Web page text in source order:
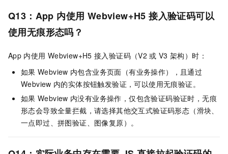
Q13：App 内使用 Webview+H5 接入验证码可以
使用无痕形态吗？
App 内使用 Webview+H5 接入验证码（V2 或 V3 架构）时：
如果 Webview 内包含业务页面（有业务操作），且通过
Webview 内的实体按钮触发验证，可以使用无痕验证。
如果 Webview 内没有业务操作，仅包含验证码验证时，无痕
形态会导致全量拦截，请选择其他交互式验证码形态（滑块、
一点即过、拼图验证、图像复原）。